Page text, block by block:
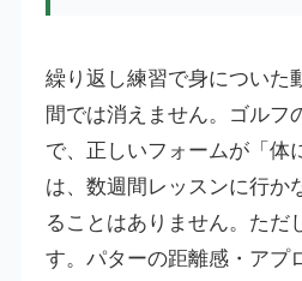
繰り返し練習で身についた
間では消えません。ゴルフ
で、正しいフォームが「体
は、数週間レッスンに行か
ることはありません。ただ
す。パターの距離感・アプ